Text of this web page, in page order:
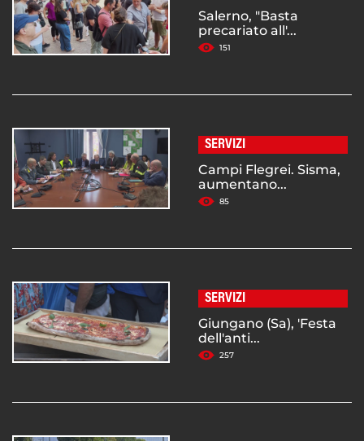
Salerno, "Basta
precariato all'...
151
SERVIZI
Campi Flegrei. Sisma,
aumentano...
85
SERVIZI
Giungano (Sa), 'Festa
dell'anti...
257